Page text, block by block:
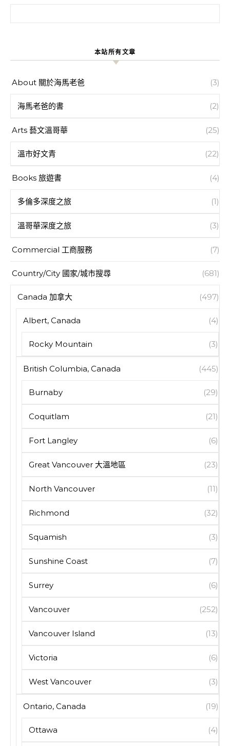
本站所有文章
About 關於海馬老爸 (3)
海馬老爸的書 (2)
Arts 藝文溫哥華 (25)
溫市好文青 (22)
Books 旅遊書 (4)
多倫多深度之旅 (1)
溫哥華深度之旅 (3)
Commercial 工商服務 (7)
Country/City 國家/城市搜尋 (681)
Canada 加拿大 (497)
Albert, Canada (4)
Rocky Mountain (3)
British Columbia, Canada (445)
Burnaby (29)
Coquitlam (21)
Fort Langley (6)
Great Vancouver 大溫地區 (23)
North Vancouver (11)
Richmond (32)
Squamish (3)
Sunshine Coast (7)
Surrey (6)
Vancouver (252)
Vancouver Island (13)
Victoria (6)
West Vancouver (3)
Ontario, Canada (19)
Ottawa (4)